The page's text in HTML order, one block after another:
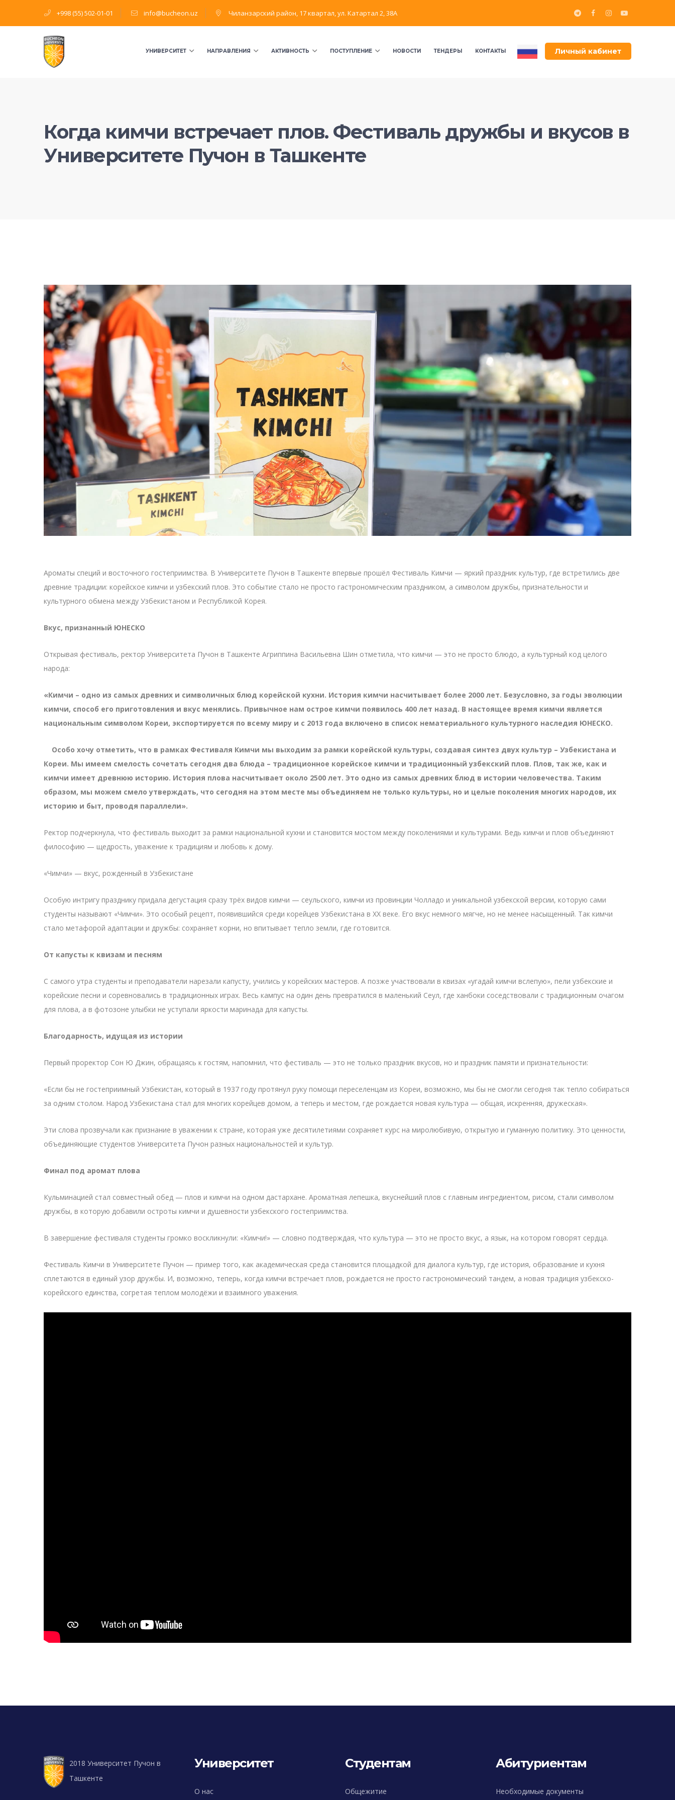
+998 (55) 502-01-01 info@bucheon.uz Чиланзарский район, 17 квартал, ул. Катартал 2, 38А
Личный кабинет
УНИВЕРСИТЕТ НАПРАВЛЕНИЯ АКТИВНОСТЬ ПОСТУПЛЕНИЕ НОВОСТИ ТЕНДЕРЫ КОНТАКТЫ
Когда кимчи встречает плов. Фестиваль дружбы и вкусов в
Университете Пучон в Ташкенте
Ароматы специй и восточного гостеприимства. В Университете Пучон в Ташкенте впервые прошёл Фестиваль Кимчи — яркий праздник культур, где встретились две
древние традиции: корейское кимчи и узбекский плов. Это событие стало не просто гастрономическим праздником, а символом дружбы, признательности и
культурного обмена между Узбекистаном и Республикой Корея.
Вкус, признанный ЮНЕСКО
Открывая фестиваль, ректор Университета Пучон в Ташкенте Агриппина Васильевна Шин отметила, что кимчи — это не просто блюдо, а культурный код целого
народа:
«Кимчи – одно из самых древних и символичных блюд корейской кухни. История кимчи насчитывает более 2000 лет. Безусловно, за годы эволюции
кимчи, способ его приготовления и вкус менялись. Привычное нам острое кимчи появилось 400 лет назад. В настоящее время кимчи является
национальным символом Кореи, экспортируется по всему миру и с 2013 года включено в список нематериального культурного наследия ЮНЕСКО.
Особо хочу отметить, что в рамках Фестиваля Кимчи мы выходим за рамки корейской культуры, создавая синтез двух культур – Узбекистана и
Кореи. Мы имеем смелость сочетать сегодня два блюда – традиционное корейское кимчи и традиционный узбекский плов. Плов, так же, как и
кимчи имеет древнюю историю. История плова насчитывает около 2500 лет. Это одно из самых древних блюд в истории человечества. Таким
образом, мы можем смело утверждать, что сегодня на этом месте мы объединяем не только культуры, но и целые поколения многих народов, их
историю и быт, проводя параллели».
Ректор подчеркнула, что фестиваль выходит за рамки национальной кухни и становится мостом между поколениями и культурами. Ведь кимчи и плов объединяют
философию — щедрость, уважение к традициям и любовь к дому.
«Чимчи» — вкус, рожденный в Узбекистане
Особую интригу празднику придала дегустация сразу трёх видов кимчи — сеульского, кимчи из провинции Чолладо и уникальной узбекской версии, которую сами
студенты называют «Чимчи». Это особый рецепт, появившийся среди корейцев Узбекистана в XX веке. Его вкус немного мягче, но не менее насыщенный. Так кимчи
стало метафорой адаптации и дружбы: сохраняет корни, но впитывает тепло земли, где готовится.
От капусты к квизам и песням
С самого утра студенты и преподаватели нарезали капусту, учились у корейских мастеров. А позже участвовали в квизах «угадай кимчи вслепую», пели узбекские и
корейские песни и соревновались в традиционных играх. Весь кампус на один день превратился в маленький Сеул, где ханбоки соседствовали с традиционным очагом
для плова, а в фотозоне улыбки не уступали яркости маринада для капусты.
Благодарность, идущая из истории
Первый проректор Сон Ю Джин, обращаясь к гостям, напомнил, что фестиваль — это не только праздник вкусов, но и праздник памяти и признательности:
«Если бы не гостеприимный Узбекистан, который в 1937 году протянул руку помощи переселенцам из Кореи, возможно, мы бы не смогли сегодня так тепло собираться
за одним столом. Народ Узбекистана стал для многих корейцев домом, а теперь и местом, где рождается новая культура — общая, искренняя, дружеская».
Эти слова прозвучали как признание в уважении к стране, которая уже десятилетиями сохраняет курс на миролюбивую, открытую и гуманную политику. Это ценности,
объединяющие студентов Университета Пучон разных национальностей и культур.
Финал под аромат плова
Кульминацией стал совместный обед — плов и кимчи на одном дастархане. Ароматная лепешка, вкуснейший плов с главным ингредиентом, рисом, стали символом
дружбы, в которую добавили остроты кимчи и душевности узбекского гостеприимства.
В завершение фестиваля студенты громко воскликнули: «Кимчи!» — словно подтверждая, что культура — это не просто вкус, а язык, на котором говорят сердца.
Фестиваль Кимчи в Университете Пучон — пример того, как академическая среда становится площадкой для диалога культур, где история, образование и кухня
сплетаются в единый узор дружбы. И, возможно, теперь, когда кимчи встречает плов, рождается не просто гастрономический тандем, а новая традиция узбекско-
корейского единства, согретая теплом молодёжи и взаимного уважения.
2018 Университет Пучон в
Ташкенте
Университет
О нас
Студентам
Общежитие
Абитуриентам
Необходимые документы